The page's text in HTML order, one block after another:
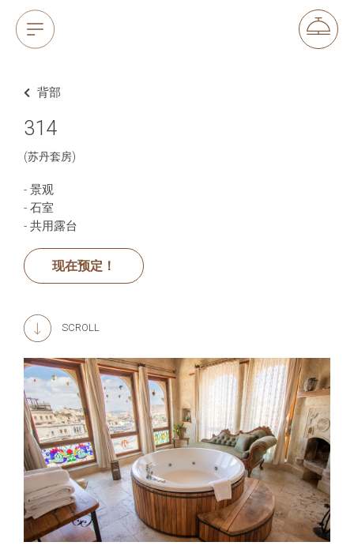
背部
314
(苏丹套房)
- 景观
- 石室
- 共用露台
现在预定！
SCROLL